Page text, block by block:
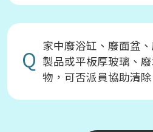
Q 家中廢浴缸、廢面盆
製品或平板厚玻璃、
物，可否派員協助清除